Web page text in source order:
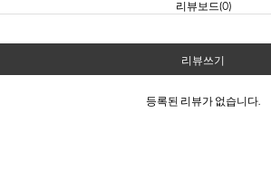
리뷰보드(0)
리뷰쓰기
등록된 리뷰가 없습니다.